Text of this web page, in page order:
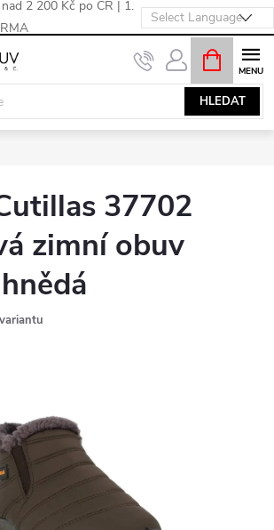
2 200 Kč po ČR | 1.
HLEDAT
NÁKUPNÍ
KOŠÍK
37702
zimní obuv